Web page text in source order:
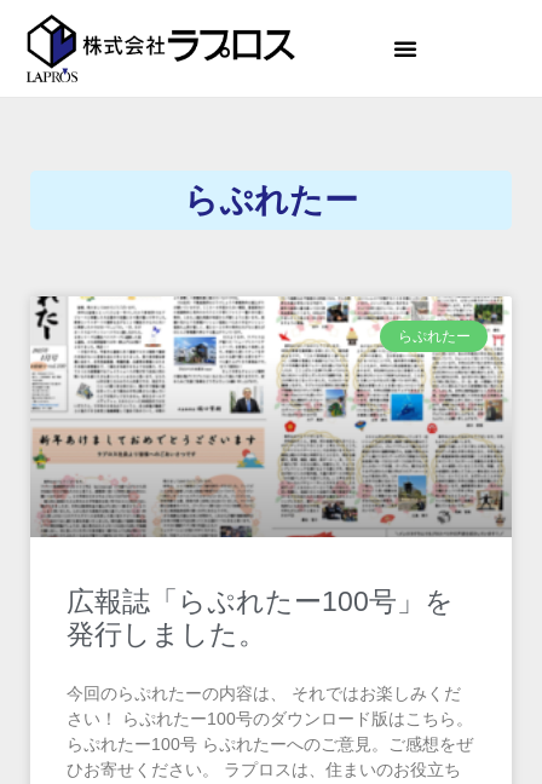
らぷれたー
らぷれたー
広報誌「らぷれたー100号」を
発行しました。
今回のらぷれたーの内容は、 それではお楽しみくだ
さい！ らぷれたー100号のダウンロード版はこちら。
らぷれたー100号 らぷれたーへのご意見。ご感想をぜ
ひお寄せください。 ラプロスは、住まいのお役立ち